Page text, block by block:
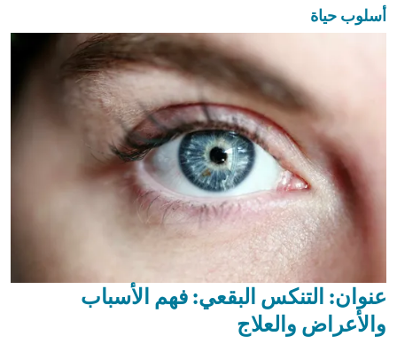
أسلوب حياة
عنوان: التنكس البقعي: فهم الأسباب
والأعراض والعلاج